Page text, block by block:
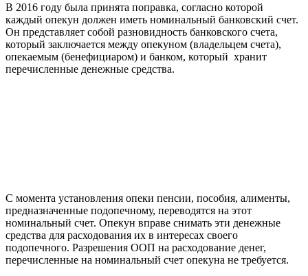
В 2016 году была принята поправка, согласно которой
каждый опекун должен иметь номинальный банковский счет.
Он представляет собой разновидность банковского счета,
который заключается между опекуном (владельцем счета),
опекаемым (бенефициаром) и банком, который хранит
перечисленные денежные средства.
С момента установления опеки пенсии, пособия, алименты,
предназначенные подопечному, переводятся на этот
номинальный счет. Опекун вправе снимать эти денежные
средства для расходования их в интересах своего
подопечного. Разрешения ООП на расходование денег,
перечисленные на номинальный счет опекуна не требуется.